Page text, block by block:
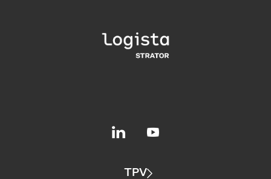
TPV